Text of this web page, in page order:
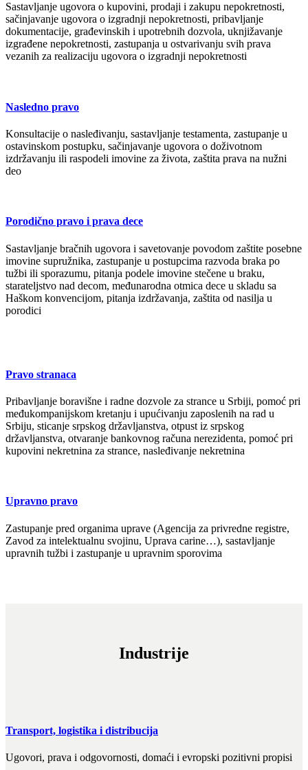
Sastavljanje ugovora o kupovini, prodaji i zakupu nepokretnosti,
sačinjavanje ugovora o izgradnji nepokretnosti, pribavljanje
dokumentacije, građevinskih i upotrebnih dozvola, uknjižavanje
izgrađene nepokretnosti, zastupanja u ostvarivanju svih prava
vezanih za realizaciju ugovora o izgradnji nepokretnosti
Nasledno pravo
Konsultacije o nasleđivanju, sastavljanje testamenta, zastupanje u
ostavinskom postupku, sačinjavanje ugovora o doživotnom
izdržavanju ili raspodeli imovine za života, zaštita prava na nužni
deo
Porodično pravo i prava dece
Sastavljanje bračnih ugovora i savetovanje povodom zaštite posebne
imovine supružnika, zastupanje u postupcima razvoda braka po
tužbi ili sporazumu, pitanja podele imovine stečene u braku,
starateljstvo nad decom, međunarodna otmica dece u skladu sa
Haškom konvencijom, pitanja izdržavanja, zaštita od nasilja u
porodici
Pravo stranaca
Pribavljanje boravišne i radne dozvole za strance u Srbiji, pomoć pri
međukompanijskom kretanju i upućivanju zaposlenih na rad u
Srbiju, sticanje srpskog državljanstva, otpust iz srpskog
državljanstva, otvaranje bankovnog računa nerezidenta, pomoć pri
kupovini nekretnina za strance, nasleđivanje nekretnina
Upravno pravo
Zastupanje pred organima uprave (Agencija za privredne registre,
Zavod za intelektualnu svojinu, Uprava carine…), sastavljanje
upravnih tužbi i zastupanje u upravnim sporovima
Industrije
Transport, logistika i distribucija
Ugovori, prava i odgovornosti, domaći i evropski pozitivni propisi